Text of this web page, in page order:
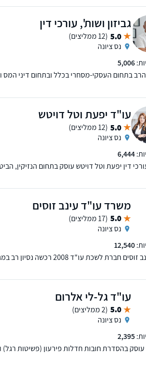
גביזון ושות', עורכי דין
5.0 (12 ממליצים)
נס ציונה
5,006
הרב בתחום העסקי-מסחרי בכלל ובתחום דיני
עו"ד יפעת וטל דויטש
5.0 (12 ממליצים)
נס ציונה
6,444
דין יפעת וטל דויטש עוסק בתחום הנזיקין,
משרד עו"ד עינב זוסים
5.0 (17 ממליצים)
נס ציונה
12,540
עו"ד עינב זוסים חברת
עו"ד גל-לי אלרום
5.0 (2 ממליצים)
נס ציונה
2,395
בהסדרת חובות חדלות פירעון (פשיטות רגל)